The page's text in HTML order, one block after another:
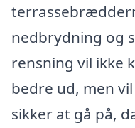
nedbrydning og
rensning vil ikke
bedre ud, men
sikker at gå på,